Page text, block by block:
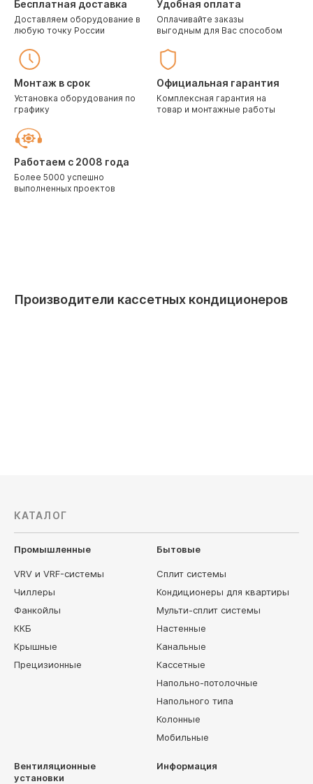
Бесплатная доставка
Доставляем оборудование в
любую точку России
Удобная оплата
Оплачивайте заказы
выгодным для Вас способом
Монтаж в срок
Установка оборудования по
графику
Официальная гарантия
Комплексная гарантия на
товар и монтажные работы
Работаем с 2008 года
Более 5000 успешно
выполненных проектов
Производители кассетных кондиционеров
КАТАЛОГ
Промышленные
VRV и VRF-системы
Чиллеры
Фанкойлы
ККБ
Крышные
Прецизионные
Бытовые
Сплит системы
Кондиционеры для квартиры
Мульти-сплит системы
Настенные
Канальные
Кассетные
Напольно-потолочные
Напольного типа
Колонные
Мобильные
Вентиляционные
установки
Информация